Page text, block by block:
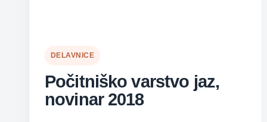
DELAVNICE
Počitniško varstvo jaz,
novinar 2018